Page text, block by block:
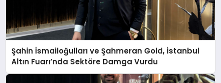
Şahin İsmailoğulları ve Şahmeran Gold, İstanbul
Altın Fuarı’nda Sektöre Damga Vurdu